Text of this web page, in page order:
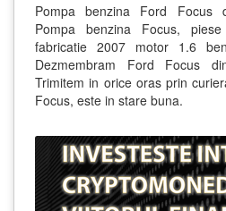
Pompa benzina Ford Focus
Pompa benzina Focus,
fabricatie 2007 motor 1.6
Dezmembram Ford Focus
Trimitem in orice oras prin
Focus, este in stare buna.